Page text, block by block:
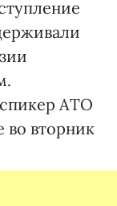
АТО
вторник